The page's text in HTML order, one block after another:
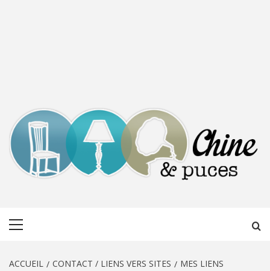
ACCUEIL CONTACT / LIENS VERS SITES MES LIENS